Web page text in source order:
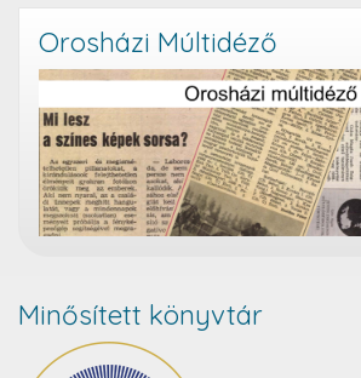
Orosházi Múltidéző
Minősített könyvtár